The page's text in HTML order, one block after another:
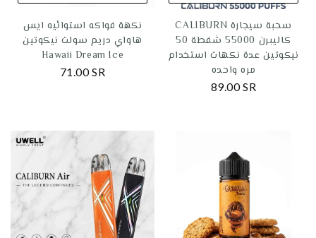
نكهة فواكه استوائيه ايس
هاواي دريم سولت نيكوتين
Hawaii Dream Ice
71.00 SR
CALIBURN سحبة سيجارة
كاليبرن 55000 شفطة 50
نيكوتين عدة نكهات استخدام
مره واحده
89.00 SR